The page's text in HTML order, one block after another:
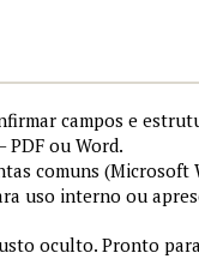
campos e
ou Word.
comuns (Microsoft
uso interno ou
oculto. Pronto